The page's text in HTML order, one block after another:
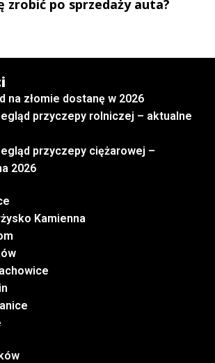
zrobić po sprzedaży auta?
na złomie dostanę w 2026
przyczepy rolniczej – aktualne
przyczepy ciężarowej –
2026
Kamienna